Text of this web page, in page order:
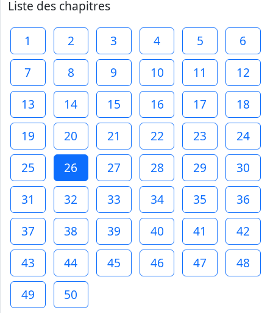
Liste des chapitres
1 2 3 4 5
6
7
8 9 10 11
12
13
14 15 16 17
18
19
20 21 22 23
24
25
26 27 28 29
30
31
32 33 34 35
36
37
38 39 40 41
42
43
44 45 46 47
48
49
50